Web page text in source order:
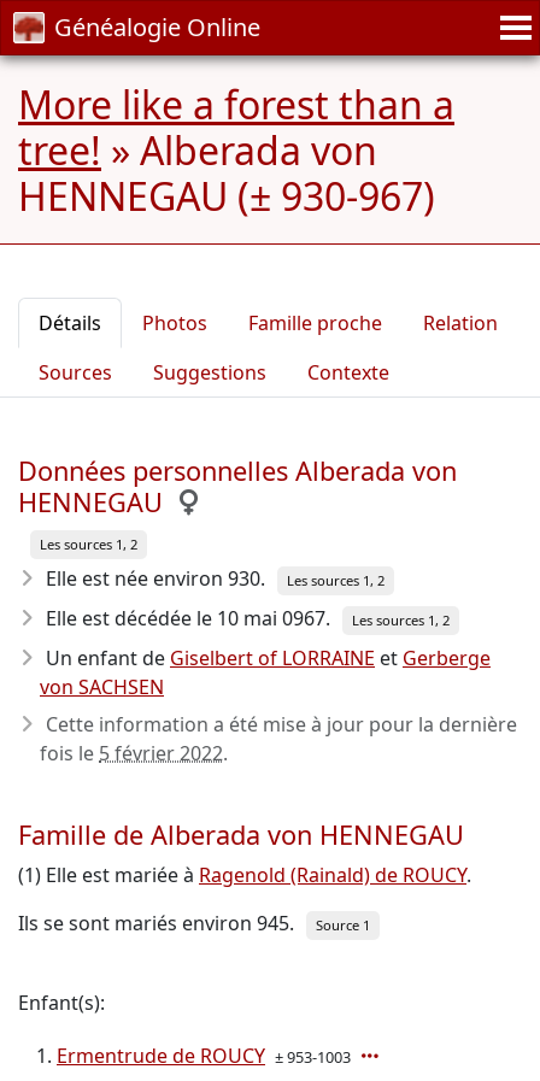
Généalogie Online
More like a forest than a
tree! » Alberada von
HENNEGAU (± 930-967)
Détails Photos Famille proche
Relation
Sources
Suggestions Contexte
Données personnelles Alberada von
HENNEGAU
Les sources 1, 2
Elle est née environ 930. Les sources 1, 2
Elle est décédée le 10 mai 0967. Les sources 1, 2
Un enfant de Giselbert of LORRAINE et Gerberge
von SACHSEN
Cette information a été mise à jour pour la dernière
fois le 5 février 2022.
Famille de Alberada von HENNEGAU
(1) Elle est mariée à Ragenold (Rainald) de ROUCY.
Ils se sont mariés environ 945.
Source 1
Enfant(s):
Ermentrude de ROUCY ± 953-1003